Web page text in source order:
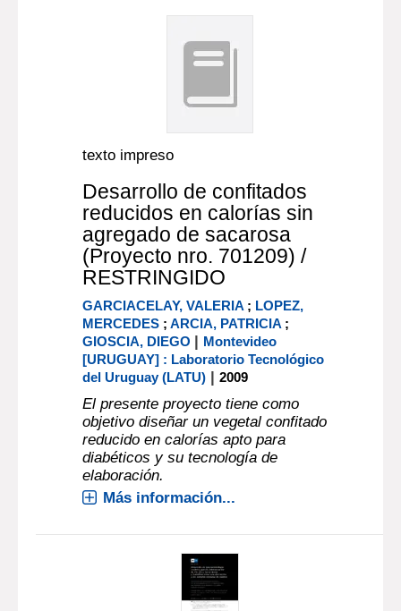
texto impreso
Desarrollo de confitados
reducidos en calorías sin
agregado de sacarosa
(Proyecto nro. 701209) /
RESTRINGIDO
GARCIACELAY, VALERIA ; LOPEZ,
MERCEDES ;ARCIA, PATRICIA ;
GIOSCIA, DIEGO | Montevideo
[URUGUAY] : Laboratorio Tecnológico
del Uruguay (LATU) |2009
El presente proyecto tiene como
objetivo diseñar un vegetal confitado
reducido en calorías apto para
diabéticos y su tecnología de
elaboración.
Más información...